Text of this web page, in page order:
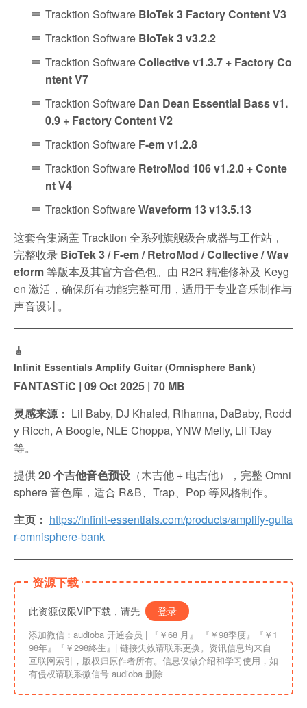
Tracktion Software BioTek 3 Factory Content V3
Tracktion Software BioTek 3 v3.2.2
Tracktion SoftwareCollective v1.3.7 + Factory Co
ntent V7
Tracktion Software Dan Dean Essential Bass v1.
0.9 + Factory Content V2
Tracktion Software F-em v1.2.8
Tracktion Software RetroMod 106 v1.2.0 + Conte
nt V4
Tracktion SoftwareWaveform 13 v13.5.13
这套合集涵盖 Tracktion 全系列旗舰级合成器与工作站，
完整收录 BioTek 3 / F-em / RetroMod / Collective / Wav
eform 等版本及其官方音色包。由 R2R 精准修补及 Keyg
en 激活，确保所有功能完整可用，适用于专业音乐制作与
声音设计。
🎸
Infinit Essentials Amplify Guitar (Omnisphere Bank)
FANTASTiC | 09 Oct 2025 | 70 MB
灵感来源： Lil Baby, DJ Khaled, Rihanna, DaBaby, Rodd
y Ricch, A Boogie, NLE Choppa, YNW Melly, Lil TJay
等。
提供20 个吉他音色预设 （木吉他 + 电吉他），完整 Omni
sphere 音色库，适合 R&B、Trap、Pop 等风格制作。
主页： https://infinit-essentials.com/products/amplify-guita
r-omnisphere-bank
资源下载
此资源仅限VIP下载，请先 登录
添加微信：audioba 开通会员 | 『￥68 月』 『￥98季度』『￥1
98年』『￥298终生』| 链接失效请联系更换。资讯信息均来自
互联网索引，版权归原作者所有。信息仅做介绍和学习使用，如
有侵权请联系微信号 audioba 删除